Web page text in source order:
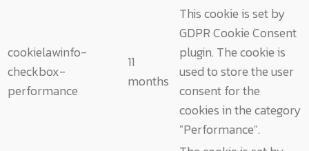
cookielawinfo-
checkbox-
performance
11
months
This cookie is set by
GDPR Cookie Consent
plugin. The cookie is
used to store the user
consent for the
cookies in the category
"Performance".